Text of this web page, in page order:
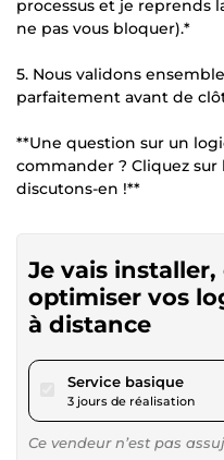
processus et je reprends
ne pas vous bloquer).*
5. Nous validons
parfaitement avant de
**Une question sur un
commander ? Cliquez
discutons-en !**
Je vais
optimiser vos
à distance
Service basiquepour
3 jours de réalisation
Ce vendeur n’est pas